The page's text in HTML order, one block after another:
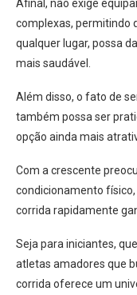
Afinal, não exige
complexas, permitindo
qualquer lugar, possa
mais saudável.
Além disso, o fato de
também possa ser
opção ainda mais
Com a crescente
condicionamento
corrida rapidamente
Seja para iniciantes,
atletas amadores que
corrida oferece um